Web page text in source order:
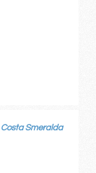
Costa Smeralda